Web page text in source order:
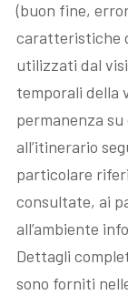
(buon fine,
caratteristiche
utilizzati dal
temporali della
permanenza
all’itinerario
particolare
consultate, ai
all’ambiente
Dettagli
sono forniti